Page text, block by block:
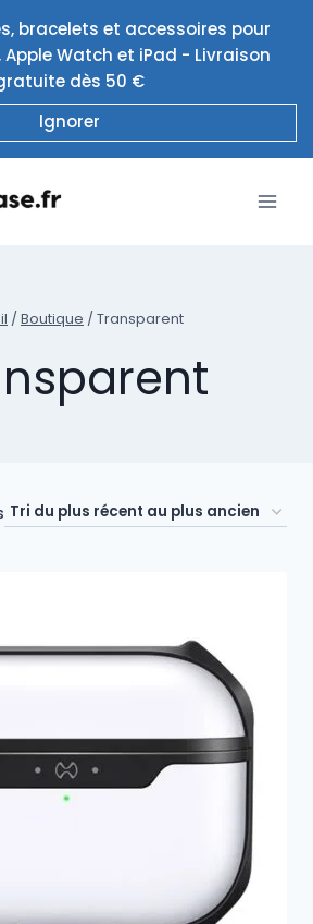
bracelets et accessoires pour
Apple Watch et iPad - Livraison
dès 50 €
Ignorer
/ Boutique / Transparent
Trié
au